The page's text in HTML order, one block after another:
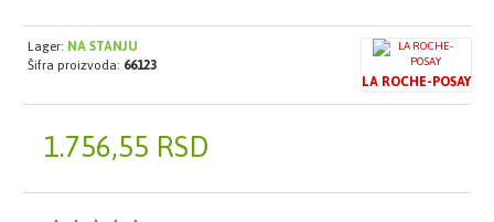
1.756,55 RSD
Lager: NA STANJU
Šifra proizvoda: 66123
LA ROCHE-POSAY